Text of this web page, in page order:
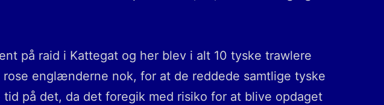
på raid i Kattegat og her blev i alt 10 tyske trawlere
englænderne nok, for at de reddede samtlige tyske
på det, da det foregik med risiko for at blive opdaget